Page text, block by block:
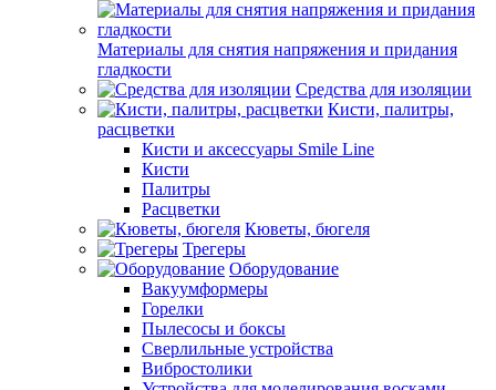
Материалы для снятия напряжения и придания
гладкости
Средства для изоляции
Кисти, палитры,
расцветки
Кисти и аксессуары Smile Line
Кисти
Палитры
Расцветки
Кюветы, бюгеля
Трегеры
Оборудование
Вакуумформеры
Горелки
Пылесосы и боксы
Сверлильные устройства
Вибростолики